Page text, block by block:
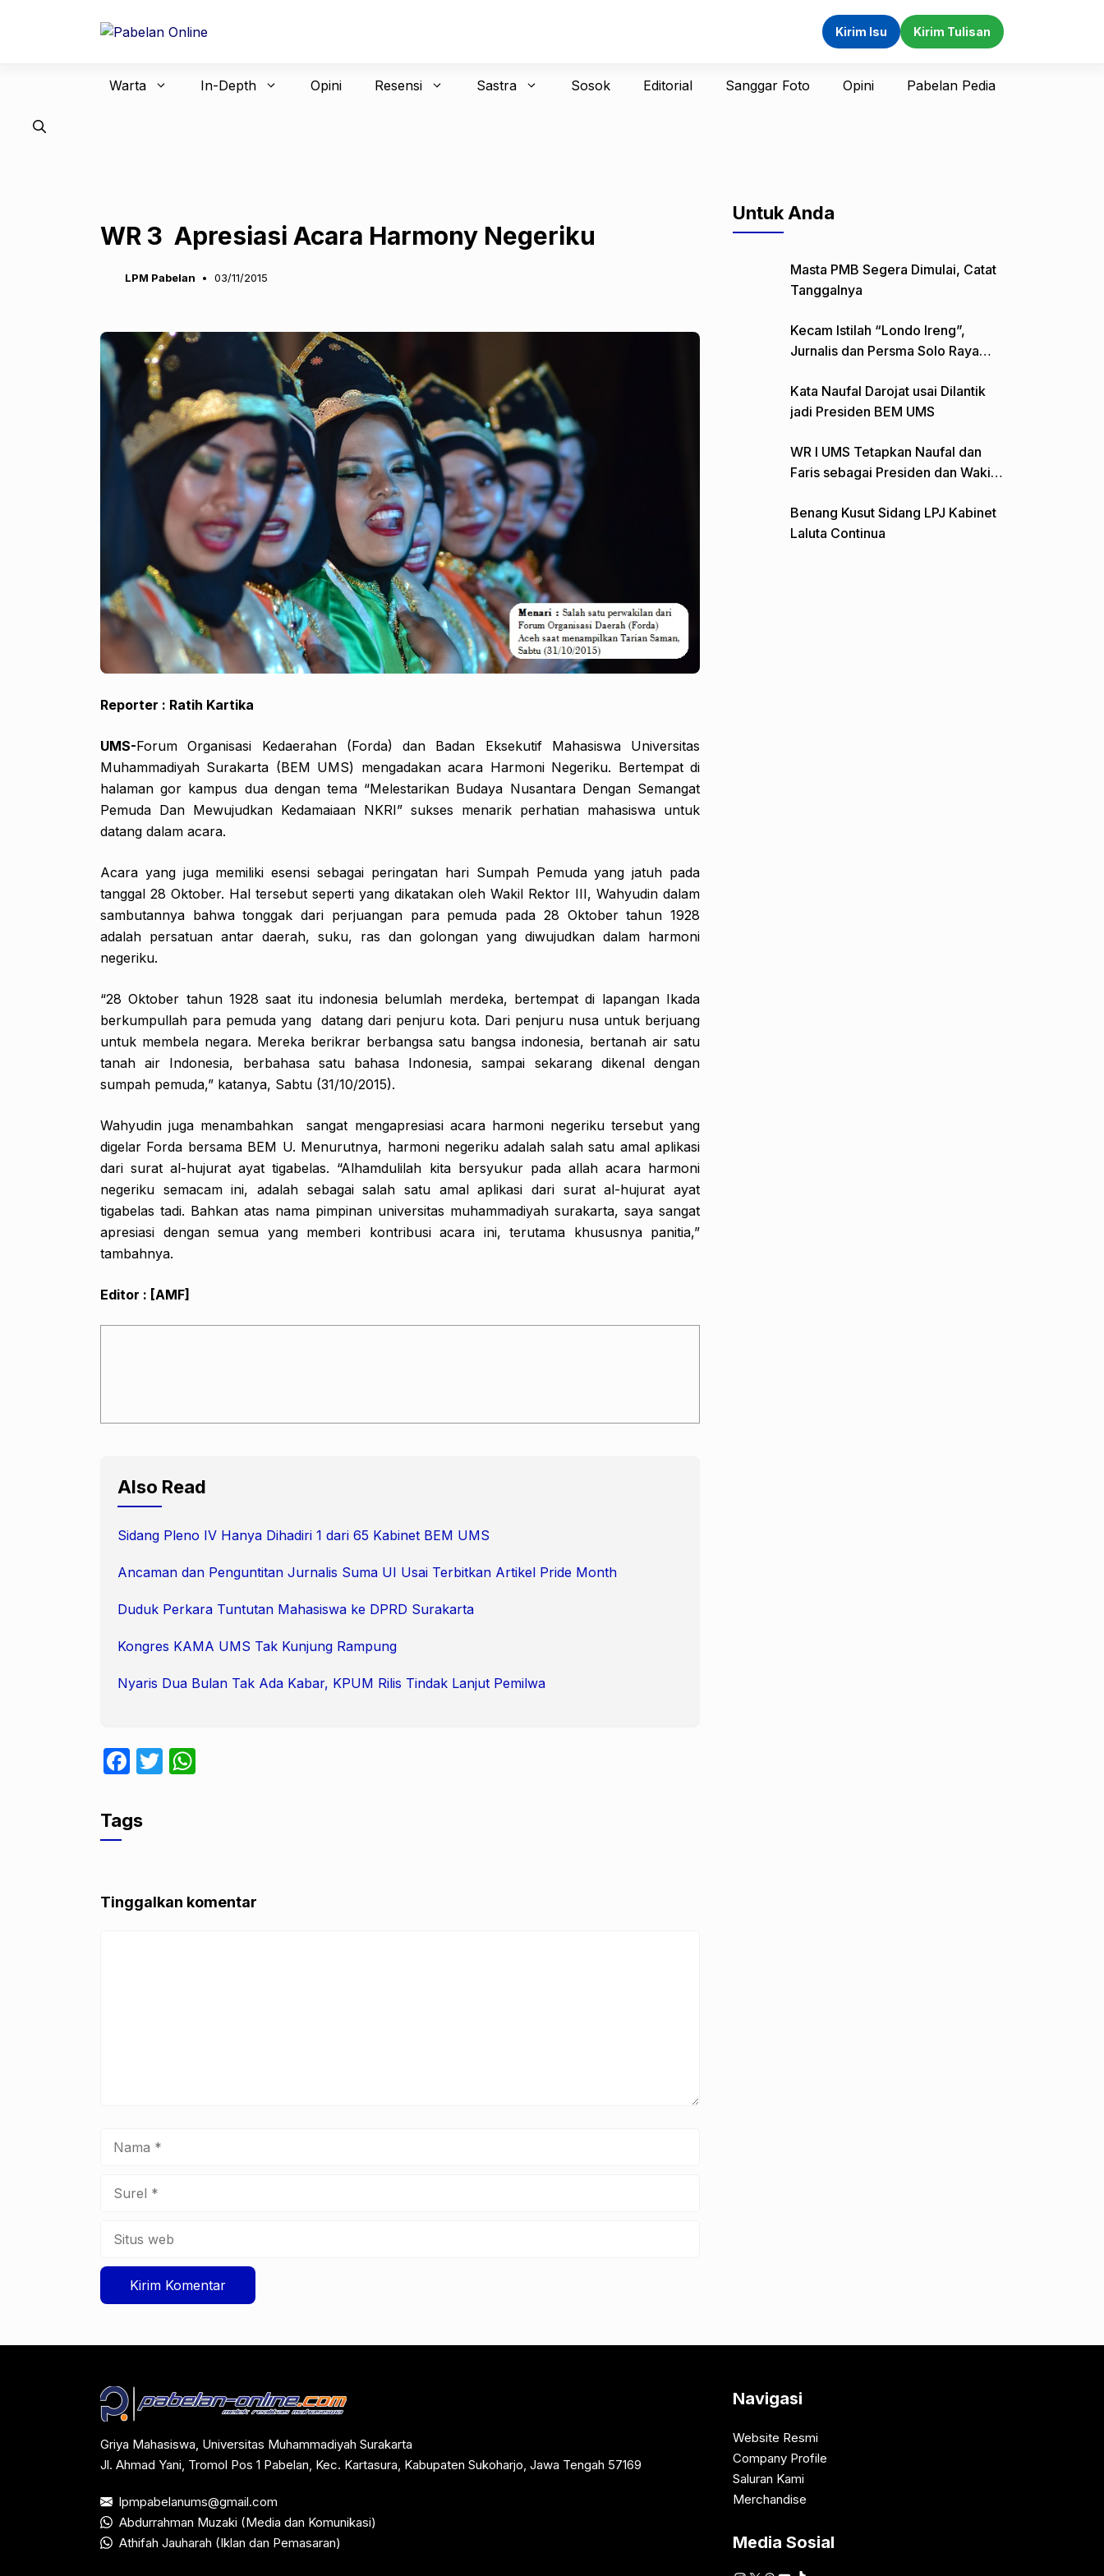
Kirim Isu Kirim Tulisan
Warta In-Depth Opini Resensi Sastra Sosok Editorial Sanggar Foto Opini Pabelan Pedia
WR 3 Apresiasi Acara Harmony Negeriku
LPM Pabelan 03/11/2015
Reporter : Ratih Kartika
UMS-Forum Organisasi Kedaerahan (Forda) dan Badan Eksekutif Mahasiswa Universitas
Muhammadiyah Surakarta (BEM UMS) mengadakan acara Harmoni Negeriku. Bertempat di
halaman gor kampus dua dengan tema “Melestarikan Budaya Nusantara Dengan Semangat
Pemuda Dan Mewujudkan Kedamaiaan NKRI” sukses menarik perhatian mahasiswa untuk
datang dalam acara.
Acara yang juga memiliki esensi sebagai peringatan hari Sumpah Pemuda yang jatuh pada
tanggal 28 Oktober. Hal tersebut seperti yang dikatakan oleh Wakil Rektor III, Wahyudin dalam
sambutannya bahwa tonggak dari perjuangan para pemuda pada 28 Oktober tahun 1928
adalah persatuan antar daerah, suku, ras dan golongan yang diwujudkan dalam harmoni
negeriku.
“28 Oktober tahun 1928 saat itu indonesia belumlah merdeka, bertempat di lapangan Ikada
berkumpullah para pemuda yang datang dari penjuru kota. Dari penjuru nusa untuk berjuang
untuk membela negara. Mereka berikrar berbangsa satu bangsa indonesia, bertanah air satu
tanah air Indonesia, berbahasa satu bahasa Indonesia, sampai sekarang dikenal dengan
sumpah pemuda,” katanya, Sabtu (31/10/2015).
Wahyudin juga menambahkan sangat mengapresiasi acara harmoni negeriku tersebut yang
digelar Forda bersama BEM U. Menurutnya, harmoni negeriku adalah salah satu amal aplikasi
dari surat al-hujurat ayat tigabelas. “Alhamdulilah kita bersyukur pada allah acara harmoni
negeriku semacam ini, adalah sebagai salah satu amal aplikasi dari surat al-hujurat ayat
tigabelas tadi. Bahkan atas nama pimpinan universitas muhammadiyah surakarta, saya sangat
apresiasi dengan semua yang memberi kontribusi acara ini, terutama khususnya panitia,”
tambahnya.
Editor : [AMF]
Also Read
Sidang Pleno IV Hanya Dihadiri 1 dari 65 Kabinet BEM UMS
Ancaman dan Penguntitan Jurnalis Suma UI Usai Terbitkan Artikel Pride Month
Duduk Perkara Tuntutan Mahasiswa ke DPRD Surakarta
Kongres KAMA UMS Tak Kunjung Rampung
Nyaris Dua Bulan Tak Ada Kabar, KPUM Rilis Tindak Lanjut Pemilwa
F
c
e
o
o
T
p
p
Tags
Tinggalkan komentar
Untuk Anda
Masta PMB Segera Dimulai, Catat
Tanggalnya
Kecam Istilah “Londo Ireng”,
Jurnalis dan Persma Solo Raya
Kata Naufal Darojat usai Dilantik
jadi Presiden BEM UMS
WR I UMS Tetapkan Naufal dan
Faris sebagai Presiden dan Wakil
Benang Kusut Sidang LPJ Kabinet
Laluta Continua
Griya Mahasiswa, Universitas Muhammadiyah Surakarta
Jl. Ahmad Yani, Tromol Pos 1 Pabelan, Kec. Kartasura, Kabupaten Sukoharjo, Jawa Tengah 57169
lpmpabelanums@gmail.com
Abdurrahman Muzaki (Media dan Komunikasi)
Athifah Jauharah (Iklan dan Pemasaran)
Navigasi
Website Resmi
Company Profile
Saluran Kami
Merchandise
Media Sosial